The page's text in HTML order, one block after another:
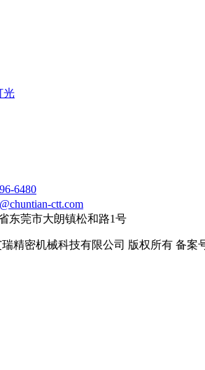
光
6480
ctt.com
东莞市大朗镇松和路1号
精密机械科技有限公司 版权所有 备案